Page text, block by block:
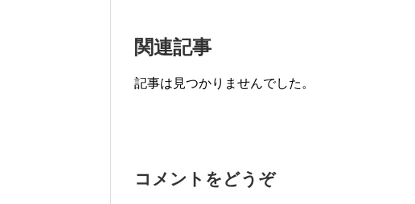
関連記事
記事は見つかりませんでした。
コメントをどうぞ